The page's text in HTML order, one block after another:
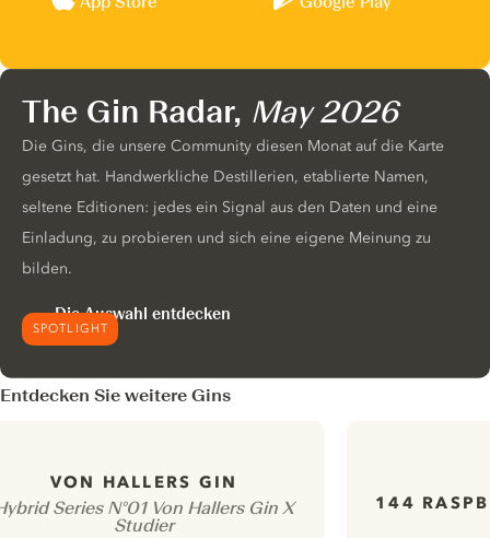
SPOTLIGHT
The Gin Radar, May 2026
Die Gins, die unsere Community diesen Monat auf die Karte
gesetzt hat. Handwerkliche Destillerien, etablierte Namen,
seltene Editionen: jedes ein Signal aus den Daten und eine
Einladung, zu probieren und sich eine eigene Meinung zu
bilden.
Die Auswahl entdecken
Entdecken Sie weitere Gins
VON HALLERS GIN
Series N°01 Von Hallers Gin X
Studier
144